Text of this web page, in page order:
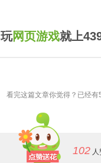
玩网页游戏就上
看完这篇文章你觉得？已经有
102